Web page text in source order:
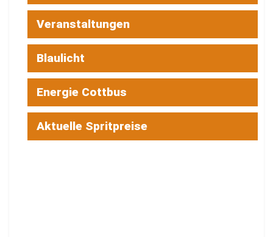
Veranstaltungen
Blaulicht
Energie Cottbus
Aktuelle Spritpreise